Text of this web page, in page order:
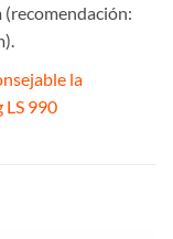
la
LS 990